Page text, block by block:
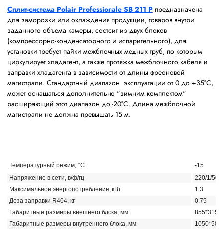
Сплит-система Polair Professionale SB 211 P предназначена
для заморозки или охлаждения продукции, товаров внутри
заданного объема камеры, состоит из двух блоков
(компрессорно-конденсаторного и испарительного), для
установки требует пайки межблочных медных труб, по которым
циркулирует хладагент, а также протяжка межблочного кабеля и
заправки хладагента в зависимости от длины фреоновой
магистрали. Стандартный диапазон эксплуатации от 0 до +35°С,
может оснащаться дополнительно "зимним комплектом"
расширяющий этот диапазон до -20°С. Длина межблочной
магистрали не должна превышать 15 м.
Температурный режим, °С
-15
Напряжение в сети, в/ф/гц
220/1/50
Максимальное энергопотребление, кВт
1.3
Доза заправки R404, кг
0.75
Габаритные размеры внешнего блока, мм
Габаритные размеры внутреннего блока, мм